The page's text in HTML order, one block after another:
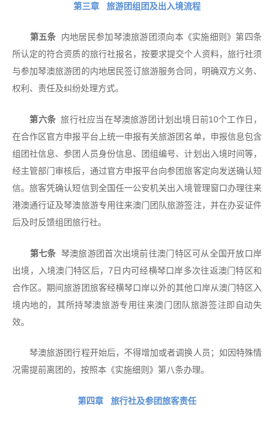
第三章 旅游团组团及出入境流程
第五条
内地居民参加琴澳旅游团须向本《实施细则》第四条
所认定的符合资质的旅行社报名，按要求提交个人资料，旅行社须
与参加琴澳旅游团的内地居民签订旅游服务合同，明确双方义务、
权利、责任及纠纷处理方式。
第六条旅行社应当在琴澳旅游团计划出境日前10个工作日，
在合作区官方申报平台上统一申报有关旅游团名单，申报信息包含
组团社信息、参团人员身份信息、团组编号、计划出入境时间等，
经主管部门审核后，通过官方申报平台向参团旅客定向发送确认短
信。旅客凭确认短信到全国任一公安机关出入境管理窗口办理往来
港澳通行证及琴澳旅游专用往来澳门团队旅游签注，并在办妥证件
后及时反馈组团旅行社。
第七条 琴澳旅游团首次出境前往澳门特区可从全国开放口岸
出境，入境澳门特区后，7日内可经横琴口岸多次往返澳门特区和
合作区。期间旅游团旅客经横琴口岸以外的其他口岸从澳门特区入
境内地的，其所持琴澳旅游专用往来澳门团队旅游签注即自动失
效。
琴澳旅游团行程开始后，不得增加或者调换人员；如因特殊情
况需提前离团的，按照本《实施细则》第八条办理。
第四章 旅行社及参团旅客责任